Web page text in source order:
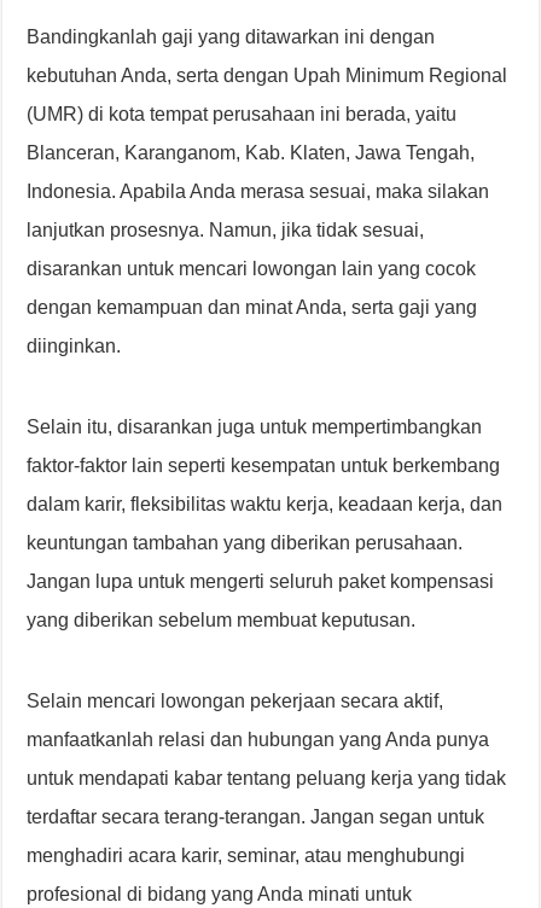
Bandingkanlah gaji yang ditawarkan ini dengan
kebutuhan Anda, serta dengan Upah Minimum Regional
(UMR) di kota tempat perusahaan ini berada, yaitu
Blanceran, Karanganom, Kab. Klaten, Jawa Tengah,
Indonesia. Apabila Anda merasa sesuai, maka silakan
lanjutkan prosesnya. Namun, jika tidak sesuai,
disarankan untuk mencari lowongan lain yang cocok
dengan kemampuan dan minat Anda, serta gaji yang
diinginkan.
Selain itu, disarankan juga untuk mempertimbangkan
faktor-faktor lain seperti kesempatan untuk berkembang
dalam karir, fleksibilitas waktu kerja, keadaan kerja, dan
keuntungan tambahan yang diberikan perusahaan.
Jangan lupa untuk mengerti seluruh paket kompensasi
yang diberikan sebelum membuat keputusan.
Selain mencari lowongan pekerjaan secara aktif,
manfaatkanlah relasi dan hubungan yang Anda punya
untuk mendapati kabar tentang peluang kerja yang tidak
terdaftar secara terang-terangan. Jangan segan untuk
menghadiri acara karir, seminar, atau menghubungi
profesional di bidang yang Anda minati untuk